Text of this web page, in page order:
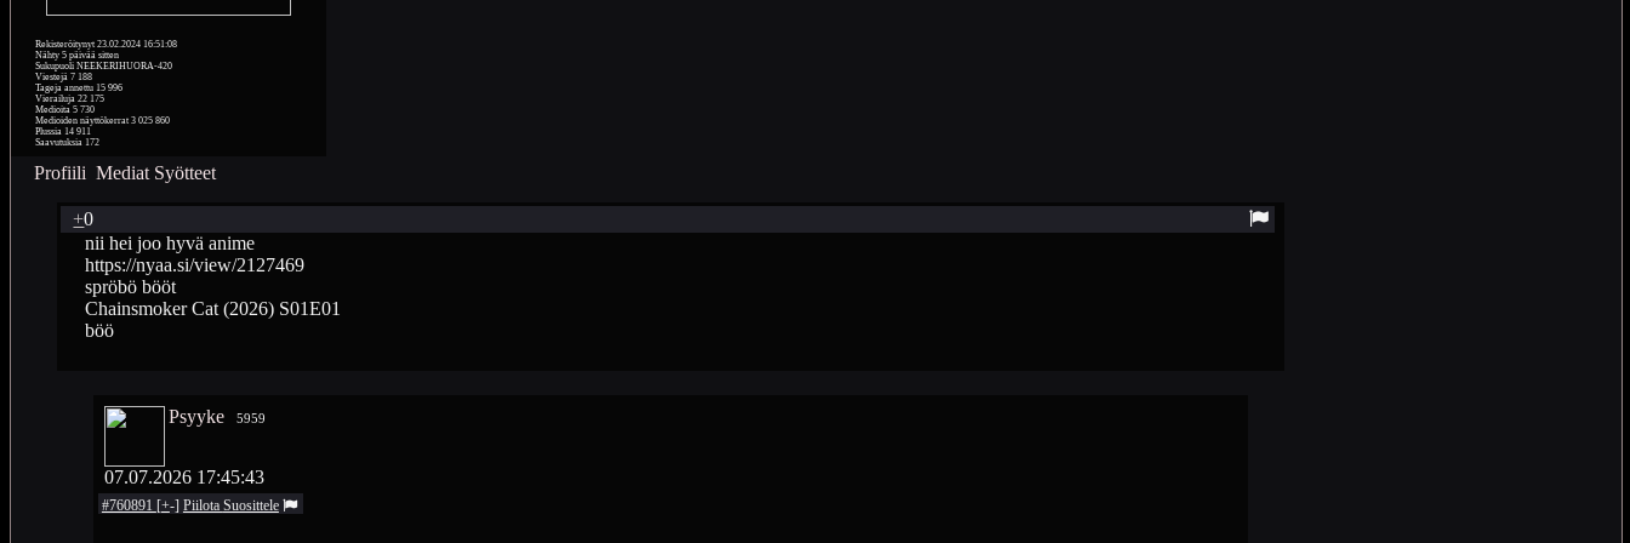
Rekisteröitynyt 23.02.2024 16:51:08
Nähty 5 päivää sitten
Sukupuoli NEEKERIHUORA-420
Viestejä 7 188
Tageja annettu 15 996
Vierailuja 22 175
Medioita 5 730
Medioiden näyttökerrat 3 025 860
Plussia 14 911
Saavutuksia 172
Profiili Mediat Syötteet
+0
nii hei joo hyvä anime
https://nyaa.si/view/2127469
spröbö bööt
Chainsmoker Cat (2026) S01E01
böö
Psyyke 5959
07.07.2026 17:45:43
#760891 [+-] Piilota Suosittele